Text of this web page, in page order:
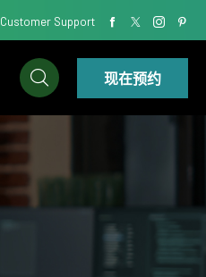
Customer Support
现在预约